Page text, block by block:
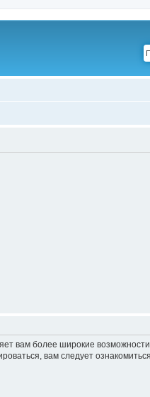
вам более широкие
вам следует